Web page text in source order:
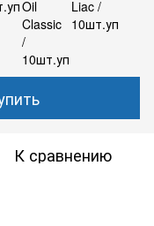
К сравнению